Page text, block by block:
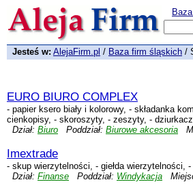
Jesteś w: AlejaFirm.pl / Baza firm śląskich /
EURO BIURO COMPLEX
- papier ksero biały i kolorowy, - składanka
cienkopisy, - skoroszyty, - zeszyty, -
Dział: Biuro Poddział: Biurowe akcesoria
Imextrade
- skup wierzytelności, - giełda wierzytelności,
Dział: Finanse Poddział: Windykacja